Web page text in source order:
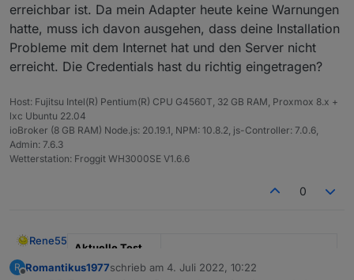
Installation hat geklappt über die Katze /
Benutzerdefiniert. Nur mit dem kleinen Manko,
dass die Installation scheinbar nicht zu Ende
geführt wurde und sich das Fenster nicht
schloss, aber unter Adapter war er dann da
hinzufügen.
Nach der Einrichtung wurden die Datenpunkte
geschrieben. Leider habe ich dann aber nur
@Rene55Vielleicht kannst Du damit etwas
anfangen?
Viele Grüße
erreichbar ist. Da mein Adapter heute keine Warnungen
hatte, muss ich davon ausgehen, dass deine Installation
Probleme mit dem Internet hat und den Server nicht
erreicht. Die Credentials hast du richtig eingetragen?
Host: Fujitsu Intel(R) Pentium(R) CPU G4560T, 32 GB RAM, Proxmox 8.x +
lxc Ubuntu 22.04
ioBroker (8 GB RAM) Node.js: 20.19.1, NPM: 10.8.2, js-Controller: 7.0.6,
Admin: 7.6.3
Wetterstation: Froggit WH3000SE V1.6.6
0
Rene55
Aktuelle Test
Version
0.5.1
R Romantikus1977schrieb am 4. Juli 2022, 10:22
zuletzt editiert von